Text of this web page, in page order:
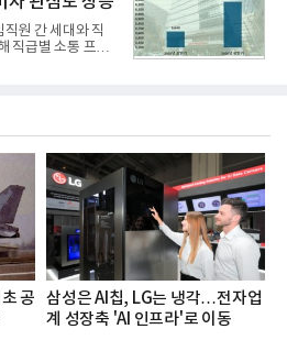
전국의 닭한마리
육수 비율을 완성
닭육수에 마늘의
배어들면서도 쫄
원 간 세대와 직
직급별 소통 프로
(e)＊가 공동 주관
NH농협캐피탈 MZ
참여조직으로, 조
위한 다양한 활동
영향력을 조직전
공
삼성은 AI칩, LG는 냉각…전자업
계 성장축 'AI 인프라'로 이동